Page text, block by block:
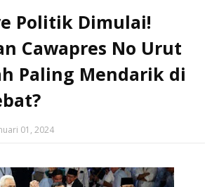
Politik Dimulai!
Cawapres No Urut
Paling Mendarik di
01, 2024